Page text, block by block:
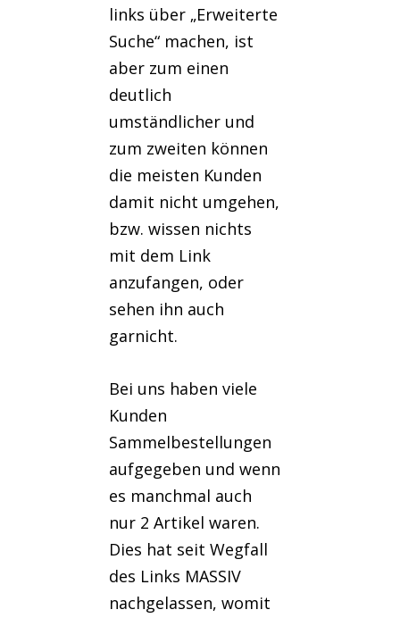
links über „Erweiterte
Suche“ machen, ist
aber zum einen
deutlich
umständlicher und
zum zweiten können
die meisten Kunden
damit nicht umgehen,
bzw. wissen nichts
mit dem Link
anzufangen, oder
sehen ihn auch
garnicht.
Bei uns haben viele
Kunden
Sammelbestellungen
aufgegeben und wenn
es manchmal auch
nur 2 Artikel waren.
Dies hat seit Wegfall
des Links MASSIV
nachgelassen, womit